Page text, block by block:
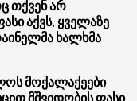
თქვენ არ
აქვს, ყველაზე
ხალხმა
მოქალაქეები
მშვიდობის ფასი